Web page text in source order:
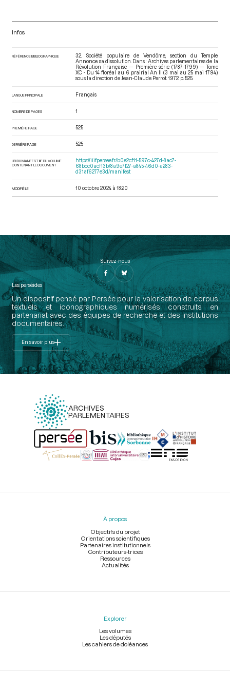
Infos
RÉFÉRENCE BIBLIOGRAPHIQUE
32. Société populaire de Vendôme, section du Temple.
Annonce sa dissolution. Dans : Archives parlementaires de la
Révolution Française — Première série (1787-1799) — Tome
XC - Du 14 floréal au 6 prairial An II (3 mai au 25 mai 1794),
sous la direction de Jean-Claude Perrot. 1972. p. 525.
LANGUE PRINCIPALE Français
NOMBRE DE PAGES 1
PREMIÈRE PAGE 525
DERNIÈRE PAGE 525
URI DU MANIFEST IIIF DU VOLUME
CONTENANT LE DOCUMENT
https://iiif.persee.fr/b0e2cf11-597c-427d-8ac7-
68bcc0acf13b/8a9e7f27-a845-46d0-a283-
d31af6277e3d/manifest
MODIFIÉ LE 10 octobre 2024 à 18:20
Suivez-nous
Les perséides
Un dispositif pensé par Persée pour la valorisation de corpus
textuels et iconographiques numérisés construits en
partenariat avec des équipes de recherche et des institutions
documentaires.
En savoir plus
ARCHIVES
PARLEMENTAIRES
Menu
À propos
Objectifs du projet
Orientations scientifiques
Partenaires institutionnels
Contributeurs-trices
Ressources
Actualités
Explorer
Les volumes
Les députés
Les cahiers de doléances